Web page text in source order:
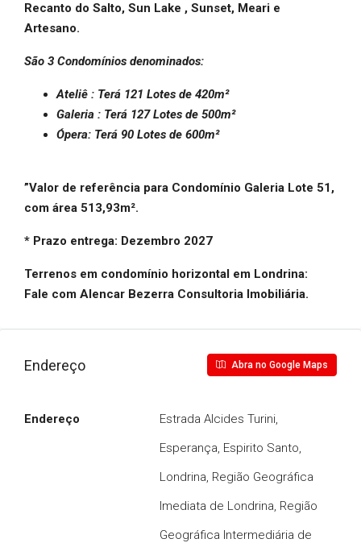
Recanto do Salto, Sun Lake , Sunset, Meari e
Artesano.
São 3 Condomínios denominados:
Ateliê : Terá 121 Lotes de 420m²
Galeria : Terá 127 Lotes de 500m²
Ópera: Terá 90 Lotes de 600m²
”Valor de referência para Condomínio Galeria Lote 51,
com área 513,93m².
* Prazo entrega: Dezembro 2027
Terrenos em condomínio horizontal em Londrina:
Fale com Alencar Bezerra Consultoria Imobiliária.
Endereço Abra no Google Maps
Endereço
Estrada Alcides Turini,
Esperança, Espirito Santo,
Londrina, Região Geográfica
Imediata de Londrina, Região
Geográfica Intermediária de